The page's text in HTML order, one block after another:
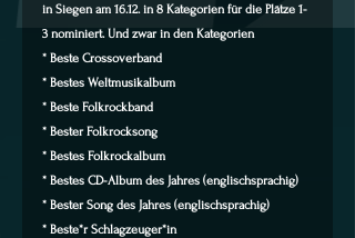
in Siegen am 16.12. in 8 Kategorien für die Plätze 1-
3 nominiert. Und zwar in den Kategorien
* Beste Crossoverband
* Bestes Weltmusikalbum
* Beste Folkrockband
* Bester Folkrocksong
* Bestes Folkrockalbum
* Bestes CD-Album des Jahres (englischsprachig)
* Bester Song des Jahres (englischsprachig)
* Beste*r Schlagzeuger*in